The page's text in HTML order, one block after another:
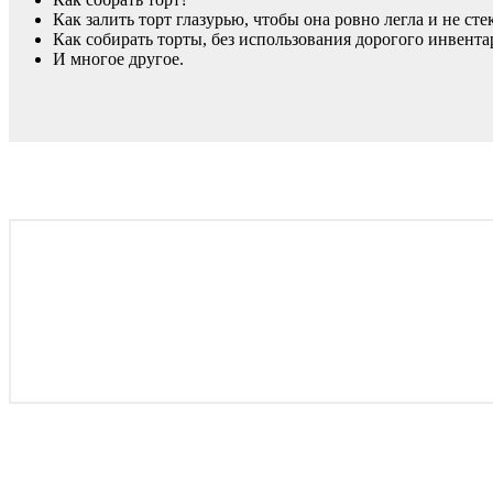
Как залить торт глазурью, чтобы она ровно легла и не
Как собирать торты, без использования дорогого
И многое другое.